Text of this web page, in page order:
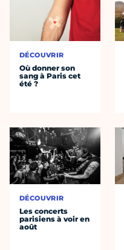
DÉCOUVRIR
Où donner son
sang à Paris cet
été ?
DÉCOUVRIR
Les concerts
parisiens à voir en
août